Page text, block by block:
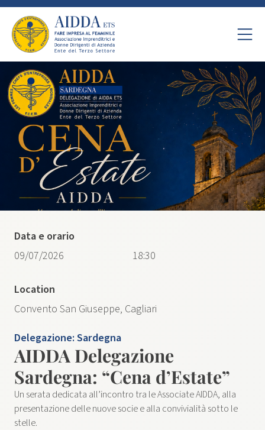
Delegazione:Sardegna
AIDDA Delegazione
Sardegna: “Cena d’Estate”
Un serata dedicata all’incontro tra le Associate AIDDA, alla
presentazione delle nuove socie e alla convivialità sotto le
stelle.
Data e orario
09/07/2026
18:30
Location
Convento San Giuseppe, Cagliari